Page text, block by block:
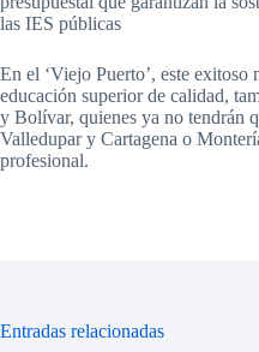
las IES públicas
En el ‘Viejo Puerto’, este exitoso
educación superior de calidad,
y Bolívar, quienes ya no tendrán
Valledupar y Cartagena o
profesional.
Entradas relacionadas